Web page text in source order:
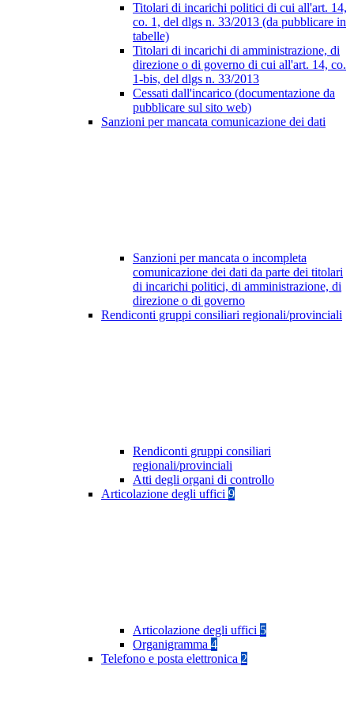
Titolari di incarichi politici di cui all'art. 14,
co. 1, del dlgs n. 33/2013 (da pubblicare in
tabelle)
Titolari di incarichi di amministrazione, di
direzione o di governo di cui all'art. 14, co.
1-bis, del dlgs n. 33/2013
Cessati dall'incarico (documentazione da
pubblicare sul sito web)
Sanzioni per mancata comunicazione dei dati
Sanzioni per mancata o incompleta
comunicazione dei dati da parte dei titolari
di incarichi politici, di amministrazione, di
direzione o di governo
Rendiconti gruppi consiliari regionali/provinciali
Rendiconti gruppi consiliari
regionali/provinciali
Atti degli organi di controllo
Articolazione degli uffici 9
Articolazione degli uffici 5
Organigramma 4
Telefono e posta elettronica 2